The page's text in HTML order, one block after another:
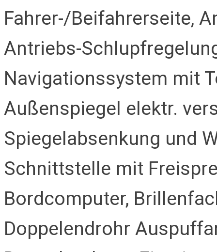
Fahrer-/Beifahrerseite,
Antriebs-
Navigationssystem mit
Außenspiegel elektr.
Spiegelabsenkung und
Schnittstelle mit
Bordcomputer,
Doppelendrohr